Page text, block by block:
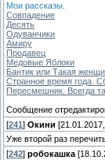
Мои рассказы.
Совпадение
Десять
Одуванчики
Амиру
Продавец
Медовые Яблоки
Бантик или Такая
Странное время года.
Пересмешник. Всегда
Сообщение
[241 ] Окини
Уже второй раз
[242] робокашка